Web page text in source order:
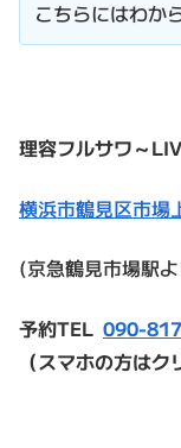
こちらにはわか
理容フルサワ～
横浜市鶴見区市場
(京急鶴見市場駅
予約TEL 090-
（スマホの方はク